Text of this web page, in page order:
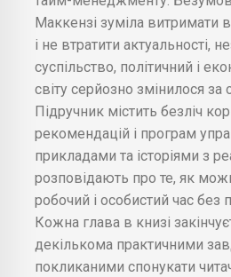
Маккензі зуміла витримати
і не втратити актуальності,
суспільство, політичний і
світу серйозно змінилося за
Підручник містить безліч
рекомендацій і програм
прикладами та історіями з
розповідають про те, як
робочий і особистий час без
Кожна глава в книзі
декількома практичними
покликаними спонукати